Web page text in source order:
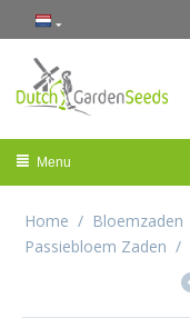
Menu
Home / Bloemzaden
Passiebloem Zaden /